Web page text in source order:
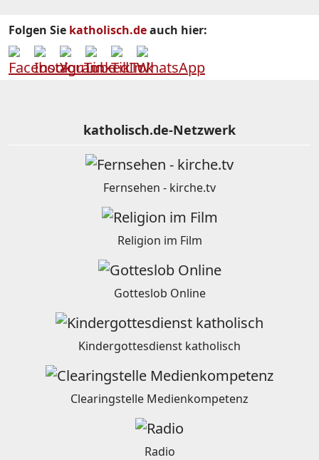
Folgen Sie katholisch.deauch hier:
katholisch.de-Netzwerk
Fernsehen - kirche.tv
Religion im Film
Gotteslob Online
Kindergottesdienst katholisch
Clearingstelle Medienkompetenz
Radio